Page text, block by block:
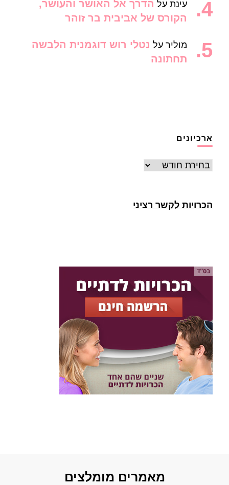
עינת על הדרך אל האושר והעושר,
הקורס של אביבית בר זוהר
מוליר על נטלי רוש דוגמנית הלבשה
תחתונה
ארכיונים
ארכיונים
הכרויות לקשר רציני
מאמרים מומלצים